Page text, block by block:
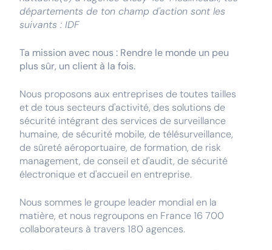
départements de ton champ d'action sont les
suivants : IDF
Ta mission avec nous : Rendre le monde un peu
plus sûr, un client à la fois.
Nous proposons aux entreprises de toutes tailles
et de tous secteurs d'activité, des solutions de
sécurité intégrant des services de surveillance
humaine, de sécurité mobile, de télésurveillance,
de sûreté aéroportuaire, de formation, de risk
management, de conseil et d'audit, de sécurité
électronique et d'accueil en entreprise.
Nous sommes le groupe leader mondial en la
matière, et nous regroupons en France 16 700
collaborateurs à travers 180 agences.